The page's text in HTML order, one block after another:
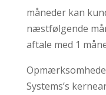
måneder kan
næstfølgende
aftale med 1
Systems’s